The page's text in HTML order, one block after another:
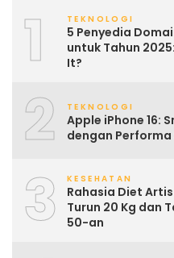
1 TEKNOLOGI
5 Penyedia
untuk Tahun
It?
2 TEKNOLOGI
Apple iPhone 16:
dengan Performa
3 KESEHATAN
Rahasia Diet
Turun 20 Kg dan
50-an